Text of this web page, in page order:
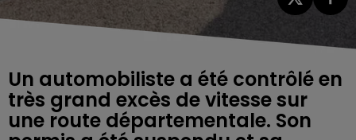
Un automobiliste a été contrôlé en
très grand excès de vitesse sur
une route départementale. Son